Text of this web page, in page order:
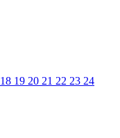
18 19 20 21 22 23 24